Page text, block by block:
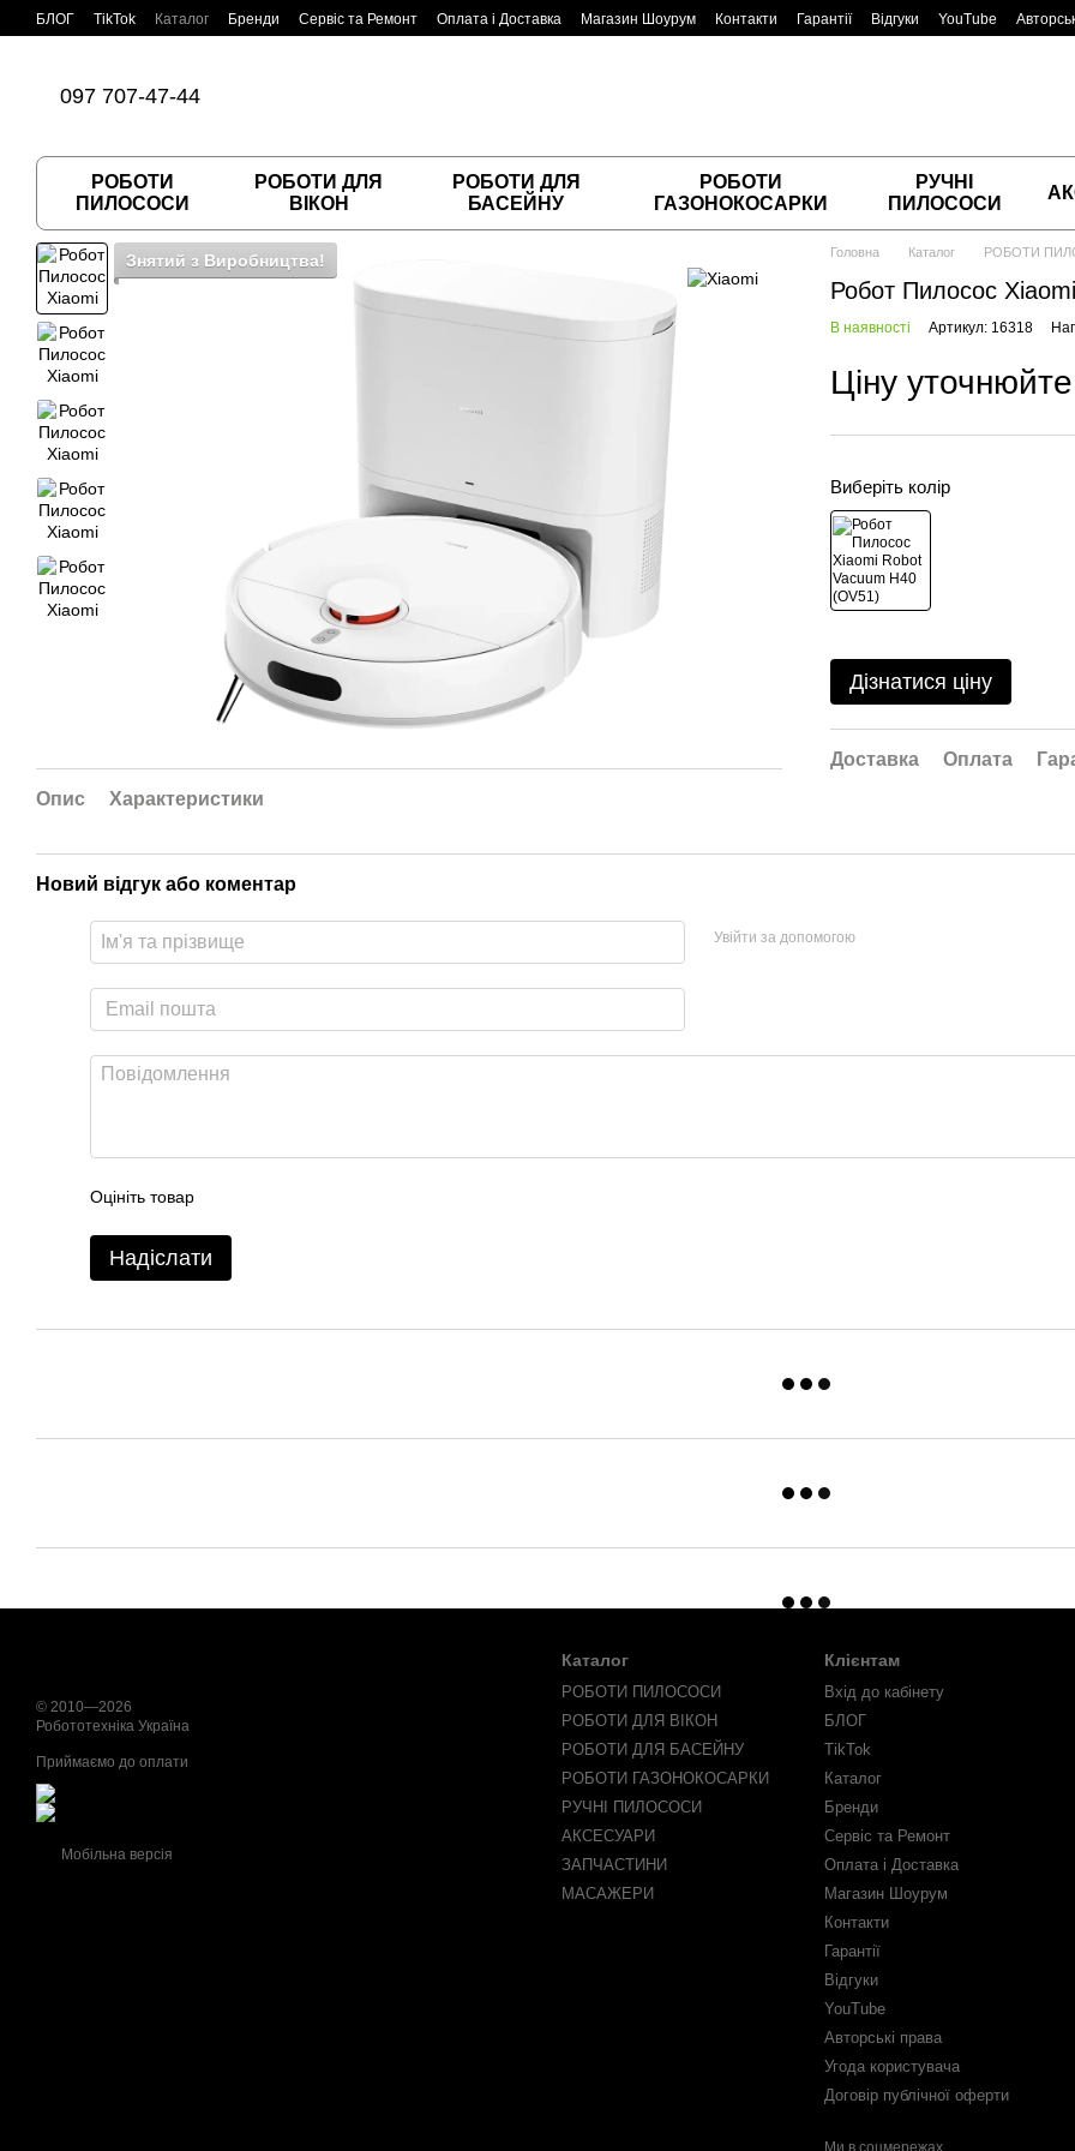
Перейти до основного контенту
БЛОГ TikTok Каталог Бренди Сервіс та Ремонт Оплата і Доставка Магазин Шоурум Контакти Гарантії Відгуки YouTube
097 707-47-44
РОБОТИ
ПИЛОСОСИ
РОБОТИ ДЛЯ
ВІКОН
РОБОТИ ДЛЯ
БАСЕЙНУ
РОБОТИ
ГАЗОНОКОСАРКИ
РУЧНІ
ПИЛОСОСИ
Знятий з Виробництва!
Опис Характеристики
Головна Каталог РОБОТИ
Робот Пилосос
В наявності Артикул: 16318
Ціну уточнюйте
Виберіть колір
Дізнатися ціну
Доставка Оплата
Новий відгук або коментар
Увійти за допомогою
Оцініть товар
Надіслати
© 2010—2026
Робототехніка Україна
Приймаємо до оплати
Мобільна версія
Каталог
РОБОТИ ПИЛОСОСИ
РОБОТИ ДЛЯ ВІКОН
РОБОТИ ДЛЯ БАСЕЙНУ
РОБОТИ ГАЗОНОКОСАРКИ
РУЧНІ ПИЛОСОСИ
АКСЕСУАРИ
ЗАПЧАСТИНИ
МАСАЖЕРИ
Клієнтам
Вхід до кабінету
БЛОГ
TikTok
Каталог
Бренди
Сервіс та Ремонт
Оплата і Доставка
Магазин Шоурум
Контакти
Гарантії
Відгуки
YouTube
Авторські права
Угода користувача
Договір публічної оферти
Ми в соцмережах